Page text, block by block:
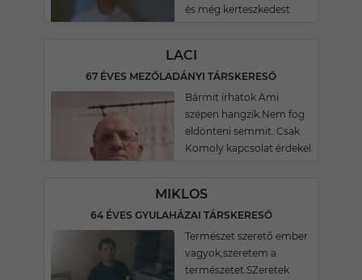
és még kerteszkedest
LACI
67 ÉVES MEZŐLADÁNYI TÁRSKERESŐ
Bármit írhatok Ami
szépen hangzik.Nem fog
eldönteni semmit. Csak
Komoly kapcsolat érdekel.
MIKLOS
64 ÉVES GYULAHÁZAI TÁRSKERESŐ
Természet szerető ember
vagyok,szeretem a
természetet.SZeretek